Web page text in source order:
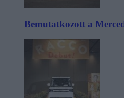
Bemutatkozott a